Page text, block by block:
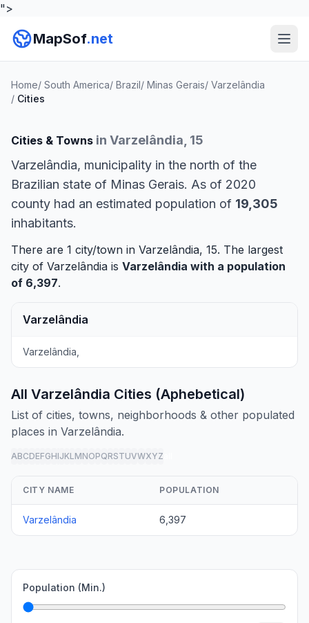
">
MapSof.net
Home/ South America/ Brazil/ Minas Gerais/ Varzelândia
/ Cities
Cities & Towns in Varzelândia, 15
Varzelândia, municipality in the north of the
Brazilian state of Minas Gerais. As of 2020
county had an estimated population of 19,305
inhabitants.
There are 1 city/town in Varzelândia, 15. The largest
city of Varzelândia is Varzelândia with a population
of 6,397.
Varzelândia
Varzelândia,
All Varzelândia Cities (Aphebetical)
List of cities, towns, neighborhoods & other populated
places in Varzelândia.
ABCDEFGHIJKLMNOPQRSTUVWXYZ
CITY NAME POPULATION
Varzelândia 6,397
Population (Min.)